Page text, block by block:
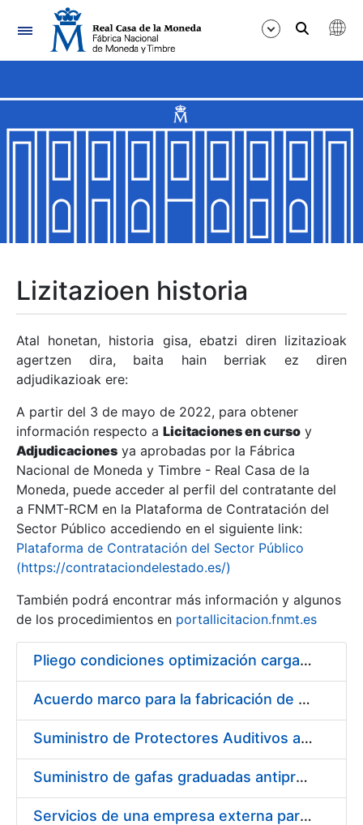
Nabigazioa
Erakutsi/Ezkutatu
Erakutsi/Ezkutatu
Erakutsi/Ezkutatu
Erakutsi/Ezkutatu
Erakutsi/Ezkutatu
Erakutsi/Ezkutatu
Erakutsi/Ezkutatu
Erakutsi/Ezkutatu
Lizitazioen historia
Atal honetan, historia gisa, ebatzi diren lizitazioak
agertzen dira, baita hain berriak ez diren
adjudikazioak ere:
A partir del 3 de mayo de 2022, para obtener
información respecto a Licitaciones en curso y
Adjudicaciones ya aprobadas por la Fábrica
Nacional de Moneda y Timbre - Real Casa de la
Moneda, puede acceder al perfil del contratante del
a FNMT-RCM en la Plataforma de Contratación del
Sector Público accediendo en el siguiente link:
Plataforma de Contratación del Sector Público
(https://contrataciondelestado.es/)
También podrá encontrar más información y algunos
de los procedimientos en portallicitacion.fnmt.es
Pliego condiciones optimización cargas compras firmado
Acuerdo marco para la fabricación de piezas
Suministro de Protectores Auditivos a medida para las personas trabajadoras de los Centros de Trabajo de Madrid y Burgos
Suministro de gafas graduadas antiproyecciones para los trabajadores de la FNMT-RCM en los centros de trabajo de Madrid y Burgos
Servicios de una empresa externa para el asesoramiento y resolución de los recursos de alzada que se presentan relacionados con procesos de selección para la FNMT-RCM